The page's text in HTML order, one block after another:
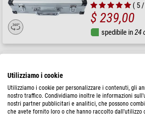
( 5
$ 239,00
spedibile in24
Oculare SWA 20 mm
$ 99,00
Utilizziamo i cookie
Utilizziamo i cookie per personalizzare i contenuti, gli
nostro traffico. Condividiamo inoltre le informazioni
nostri partner pubblicitari e analitici, che possono
che avete fornito loro o che hanno raccolto dall'utilizzo